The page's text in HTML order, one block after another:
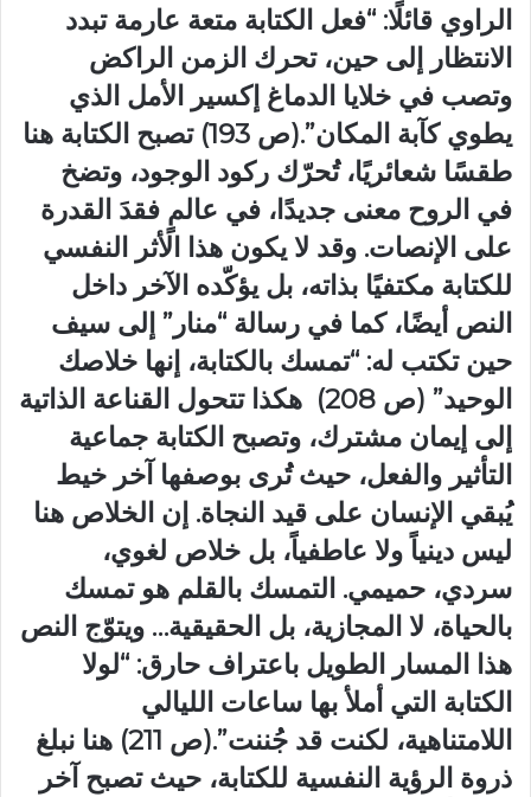
الراوي قائلًا: “فعل الكتابة متعة عارمة تبدد
الانتظار إلى حين، تحرك الزمن الراكض
وتصب في خلايا الدماغ إكسير الأمل الذي
يطوي كآبة المكان”.(ص 193) تصبح الكتابة هنا
طقسًا شعائريًا، تُحرّك ركود الوجود، وتضخ
في الروح معنى جديدًا، في عالمٍ فقدَ القدرة
على الإنصات. وقد لا يكون هذا الأثر النفسي
للكتابة مكتفيًا بذاته، بل يؤكّده الآخر داخل
النص أيضًا، كما في رسالة “منار” إلى سيف
حين تكتب له: “تمسك بالكتابة، إنها خلاصك
الوحيد” (ص 208) هكذا تتحول القناعة الذاتية
إلى إيمان مشترك، وتصبح الكتابة جماعية
التأثير والفعل، حيث تُرى بوصفها آخر خيط
يُبقي الإنسان على قيد النجاة. إن الخلاص هنا
ليس دينياً ولا عاطفياً، بل خلاص لغوي،
سردي، حميمي. التمسك بالقلم هو تمسك
بالحياة، لا المجازية، بل الحقيقية… ويتوّج النص
هذا المسار الطويل باعتراف حارق: “لولا
الكتابة التي أملأ بها ساعات الليالي
اللامتناهية، لكنت قد جُننت”.(ص 211) هنا نبلغ
ذروة الرؤية النفسية للكتابة، حيث تصبح آخر